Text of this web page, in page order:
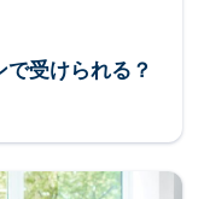
受けられる？